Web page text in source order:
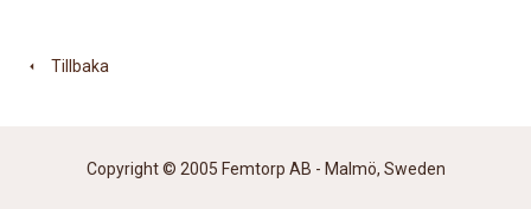
Tillbaka
Copyright © 2005 Femtorp AB - Malmö, Sweden